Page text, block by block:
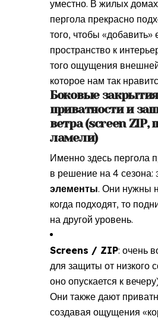
уместно. В жилых
пергола прекрасно
того, чтобы
пространство к
того ощущения
которое нам так
Боковые
приватности и
ветра (screen ZIP,
ламели)
Именно здесь пергола
в решение на 4 сезона:
элементы. Они нужны
когда подходят, то
на другой уровень.
Screens / ZIP: очень
для защиты от низкого
оно опускается к
Они также дают
создавая ощущения